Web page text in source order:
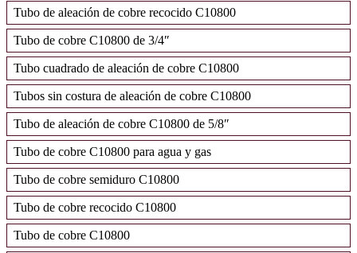
Tubo de aleación de cobre recocido C10800
Tubo de cobre C10800 de 3/4″
Tubo cuadrado de aleación de cobre C10800
Tubos sin costura de aleación de cobre C10800
Tubo de aleación de cobre C10800 de 5/8″
Tubo de cobre C10800 para agua y gas
Tubo de cobre semiduro C10800
Tubo de cobre recocido C10800
Tubo de cobre C10800